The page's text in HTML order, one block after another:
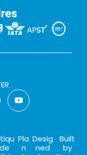
Pla
n
Desig
ned
Built
by